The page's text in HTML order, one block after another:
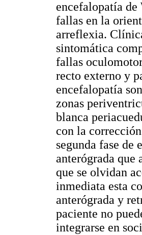
encefalopatía de
fallas en la
arreflexia.
sintomática
fallas
recto externo y
encefalopatía
zonas
blanca
con la
segunda fase
anterógrada que
que se olvidan
inmediata esta
anterógrada y
paciente no
integrarse en